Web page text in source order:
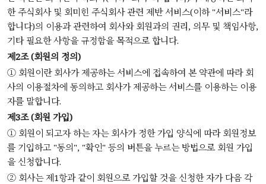
한 주식회사 및 회미힌 주식회사 관련 제반 서비스(이하 "서비스"라
합니다)의 이용과 관련하여 회사와 회원과의 권리, 의무 및 책임사항,
기타 필요한 사항을 규정함을 목적으로 합니다.
제2조 (회원의 정의)
① 회원이란 회사가 제공하는 서비스에 접속하여 본 약관에 따라 회
사의 이용절차에 동의하고 회사가 제공하는 서비스를 이용하는 이용
자를 말합니다.
제3조 (회원 가입)
① 회원이 되고자 하는 자는 회사가 정한 가입 양식에 따라 회원정보
를 기입하고 "동의", "확인" 등의 버튼을 누르는 방법으로 회원 가입
을 신청합니다.
② 회사는 제1항과 같이 회원으로 가입할 것을 신청한 자가 다음 각